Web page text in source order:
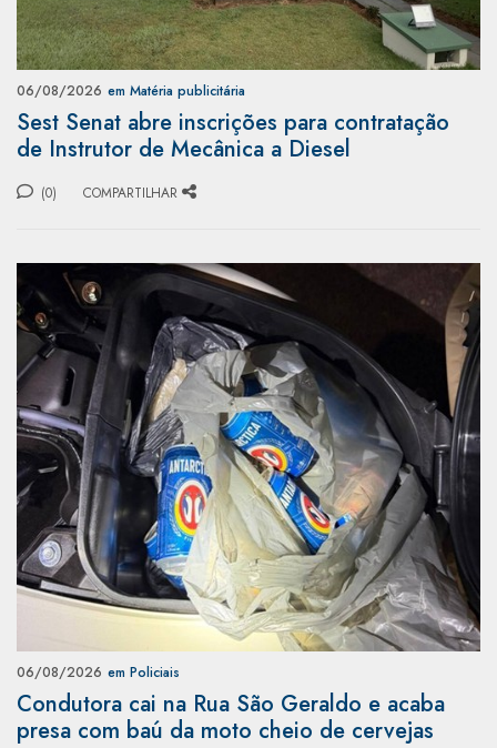
06/08/2026 em Matéria publicitária
Sest Senat abre inscrições para contratação
de Instrutor de Mecânica a Diesel
(0) COMPARTILHAR
06/08/2026 em Policiais
Condutora cai na Rua São Geraldo e acaba
presa com baú da moto cheio de cervejas